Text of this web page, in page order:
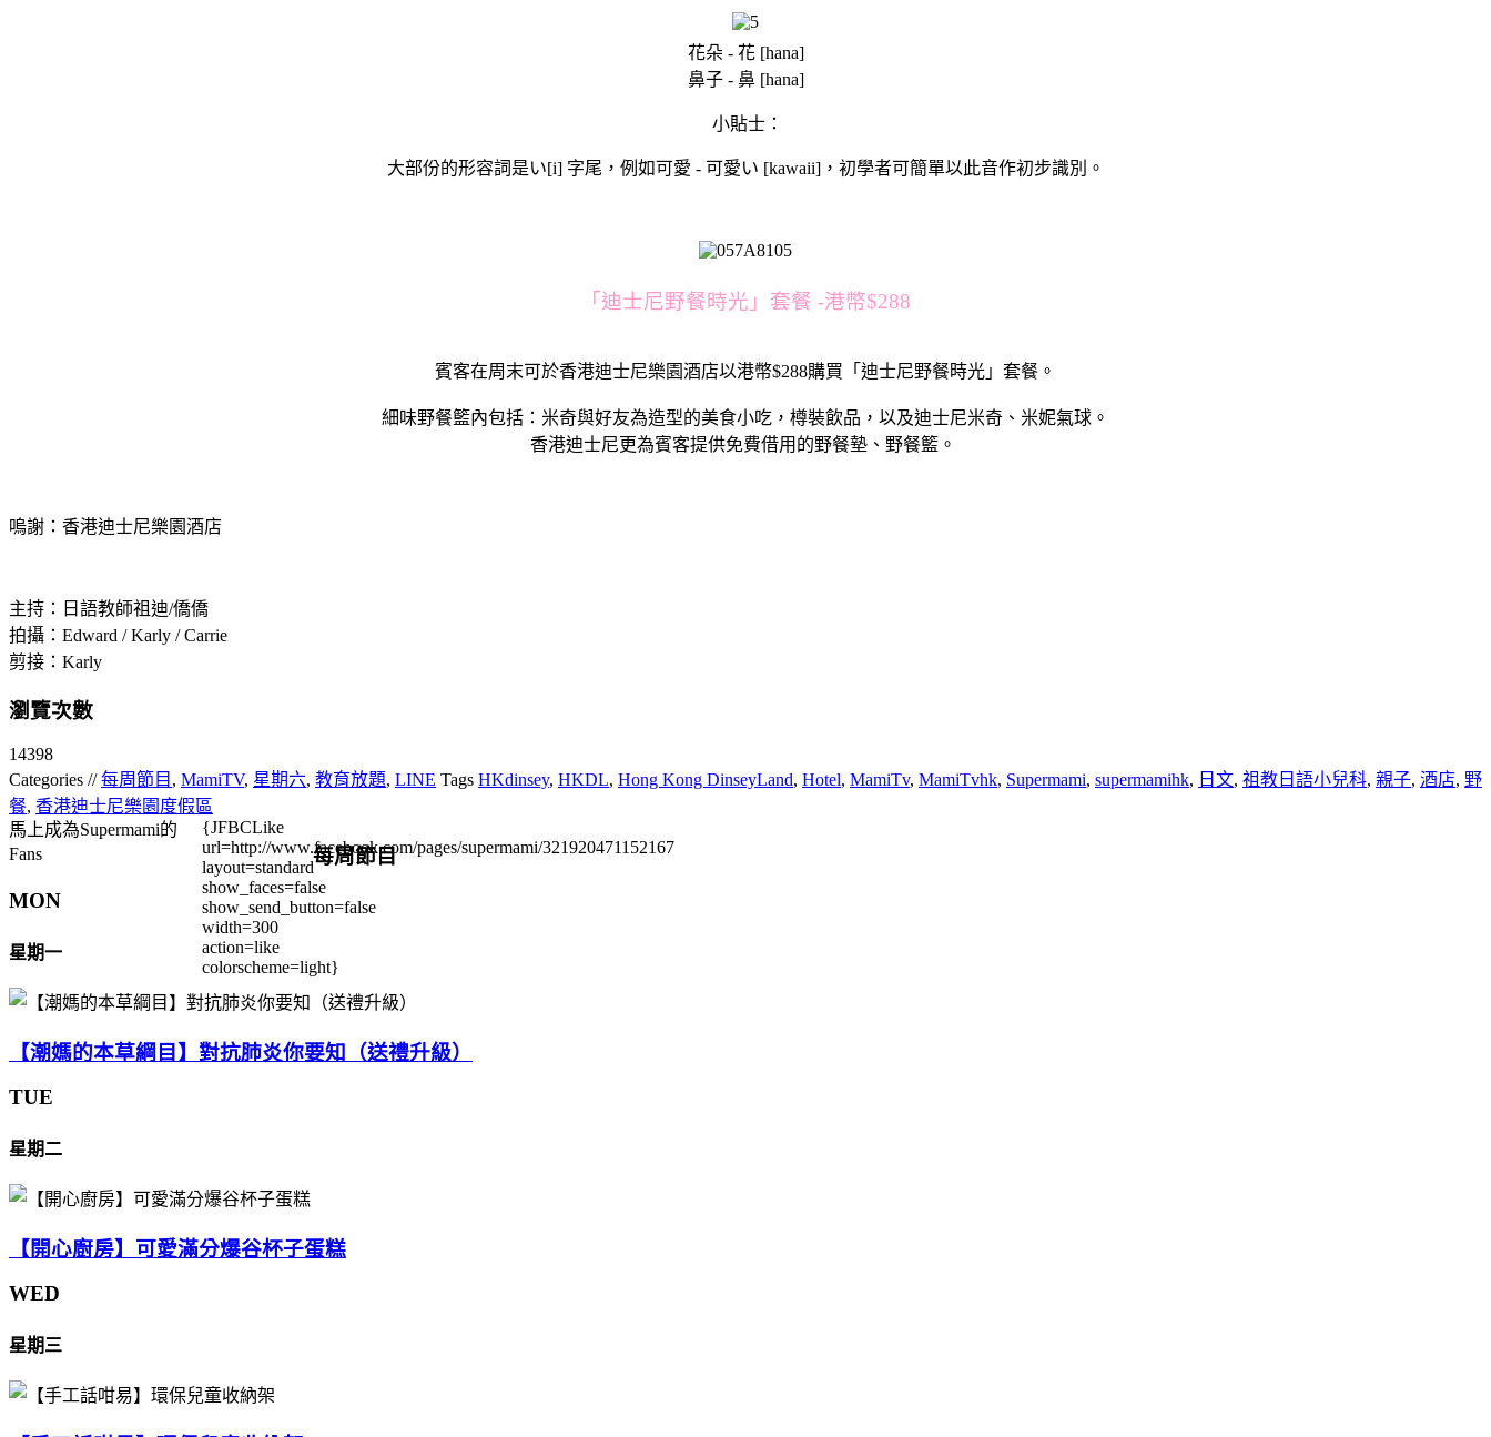
花朵 - 花 [hana]
鼻子 - 鼻 [hana]
小貼士：
大部份的形容詞是い[i] 字尾，例如可愛 - 可愛い [kawaii]，初學者可簡單以此音作初步識別。
「迪士尼野餐時光」套餐 -港幣$288
賓客在周末可於香港迪士尼樂園酒店以港幣$288購買「迪士尼野餐時光」套餐。
細味野餐籃內包括：米奇與好友為造型的美食小吃，樽裝飲品，以及迪士尼米奇、米妮氣球。
香港迪士尼更為賓客提供免費借用的野餐墊、野餐籃。
嗚謝：香港迪士尼樂園酒店
主持：日語教師祖迪/僑僑
拍攝：Edward / Karly / Carrie
剪接：Karly
瀏覽次數
14398
Categories //每周節目 , MamiTV, 星期六, 教育放題, LINE Tags HKdinsey, HKDL, Hong Kong DinseyLand, Hotel, MamiTv, MamiTvhk, Supermami, supermamihk, 日文, 祖教日語小兒科, 親子, 酒店, 野
餐, 香港迪士尼樂園度假區
馬上成為Supermami的
Fans
{JFBCLike
url=http://www.facebook.com/pages/supermami/321920471152167
layout=standard
show_faces=false
show_send_button=false
width=300
action=like
colorscheme=light}
每周節目
MON
星期一
【潮媽的本草綱目】對抗肺炎你要知（送禮升級）
TUE
星期二
【開心廚房】可愛滿分爆谷杯子蛋糕
WED
星期三